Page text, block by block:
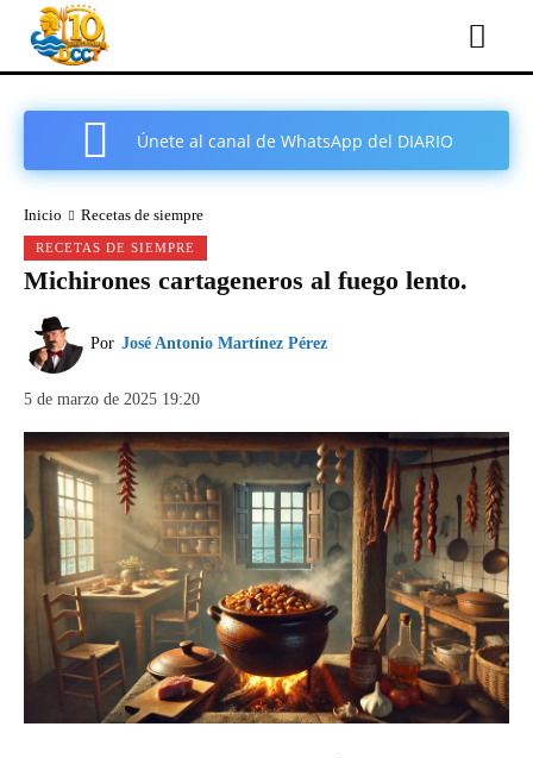
Únete al canal de WhatsApp del DIARIO
Inicio Recetas de siempre
RECETAS DE SIEMPRE
Michirones cartageneros al fuego lento.
Por José Antonio Martínez Pérez
5 de marzo de 2025 19:20